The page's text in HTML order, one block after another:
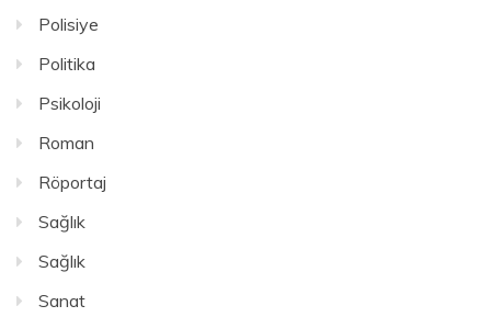
Polisiye
Politika
Psikoloji
Roman
Röportaj
Sağlık
Sağlık
Sanat